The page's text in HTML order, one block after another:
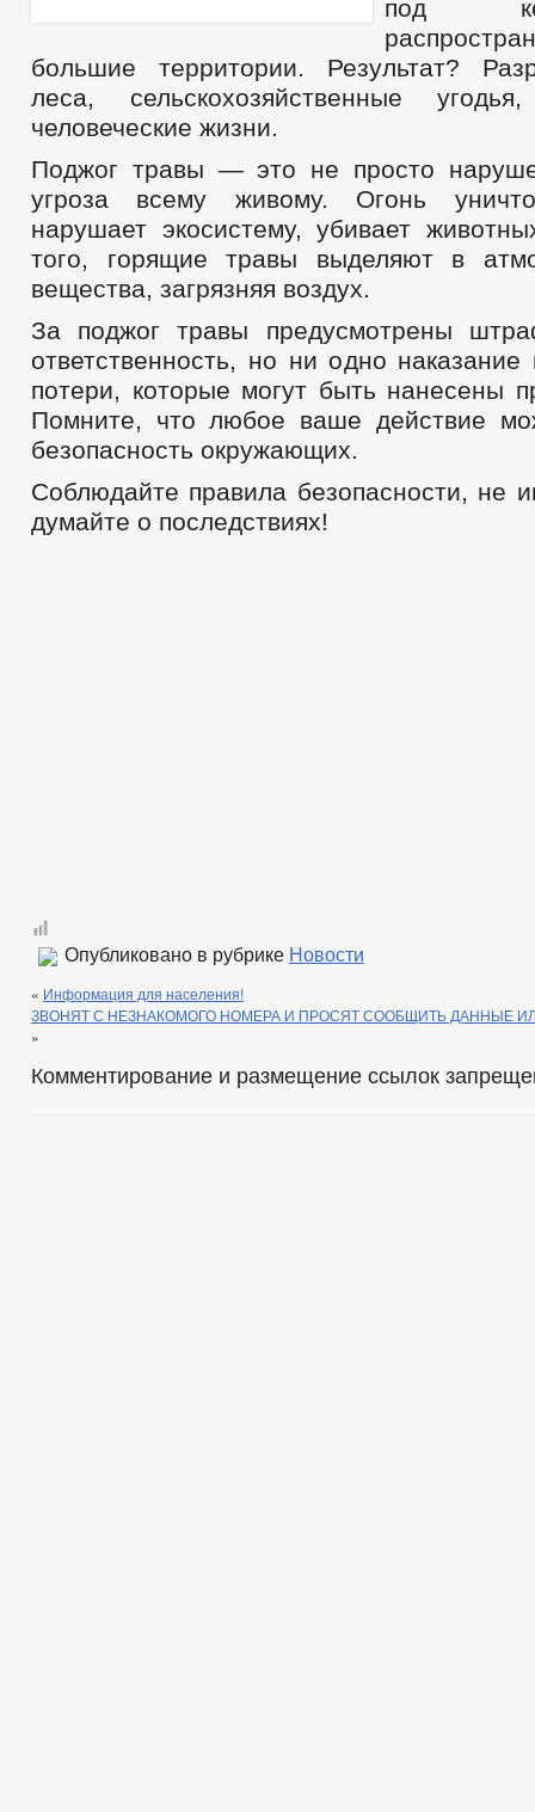
МУНИЦИПАЛЬНЫЕ УСЛУГИ
ЕДИНЫЙ ПОРТАЛ ГОСУДАРСТВЕННЫХ И
ПРИЕМ ГРАЖДАН
ОБРАЩЕНИЕ К ГЛАВЕ
ИНТЕРНЕТ
ОБЗОРЫ ОБРАЩЕНИЙ ГРАЖДАН
ФОРМА
РЕГЛАМЕНТ РАССМОТРЕНИЯ ОБРАЩЕНИЙ
под
большие территории. Результат?
леса, сельскохозяйственные
человеческие жизни.
Поджог травы — это не просто
угроза всему живому. Огонь
нарушает экосистему, убивает
того, горящие травы выделяют в
вещества, загрязняя воздух.
За поджог травы предусмотрены
ответственность, но ни одно наказание
потери, которые могут быть нанесены
Помните, что любое ваше действие
безопасность окружающих.
Соблюдайте правила безопасности, не
думайте о последствиях!
Опубликовано в рубрике Новости
« Информация для населения!
ЗВОНЯТ С НЕЗНАКОМОГО НОМЕРА И ПРОСЯТ СООБЩИТЬ ДАННЫЕ
»
Комментирование и размещение ссылок